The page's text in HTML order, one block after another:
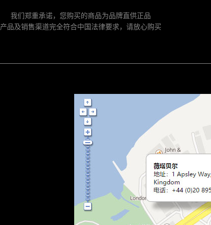
我们郑重承诺，您购买的商品为品牌直供正品
产品及销售渠道完全符合中国法律要求，请放心购买